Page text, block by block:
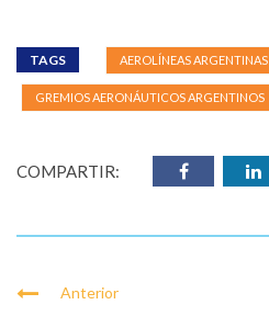
TAGS AEROLÍNEAS ARGENTINAS
GREMIOS AERONÁUTICOS ARGENTINOS
COMPARTIR:
Anterior